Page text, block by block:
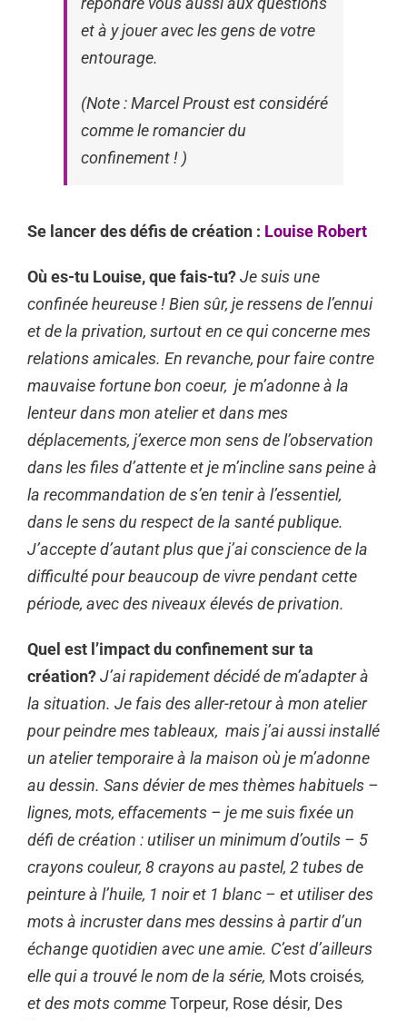
et à y jouer avec les gens de votre
entourage.
(Note : Marcel Proust est considéré
comme le romancier du
confinement ! )
Se lancer des défis de création : Louise Robert
Où es-tu Louise, que fais-tu?Je suis une
confinée heureuse ! Bien sûr, je ressens de l’ennui
et de la privation, surtout en ce qui concerne mes
relations amicales. En revanche, pour faire contre
mauvaise fortune bon coeur, je m’adonne à la
lenteur dans mon atelier et dans mes
déplacements, j’exerce mon sens de l’observation
dans les files d’attente et je m’incline sans peine à
la recommandation de s’en tenir à l’essentiel,
dans le sens du respect de la santé publique.
J’accepte d’autant plus que j’ai conscience de la
difficulté pour beaucoup de vivre pendant cette
période, avec des niveaux élevés de privation.
Quel est l’impact du confinement sur ta
création?J’ai rapidement décidé de m’adapter à
la situation. Je fais des aller-retour à mon atelier
pour peindre mes tableaux, mais j’ai aussi installé
un atelier temporaire à la maison où je m’adonne
au dessin. Sans dévier de mes thèmes habituels –
lignes, mots, effacements – je me suis fixée un
défi de création : utiliser un minimum d’outils – 5
crayons couleur, 8 crayons au pastel, 2 tubes de
peinture à l’huile, 1 noir et 1 blanc – et utiliser des
mots à incruster dans mes dessins à partir d’un
échange quotidien avec une amie. C’est d’ailleurs
elle qui a trouvé le nom de la série, Mots croisés,
et des mots commeTorpeur, Rose désir, Des